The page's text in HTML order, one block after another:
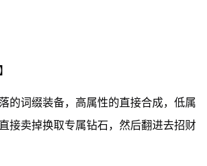
的词缀装备，高属性的直接合成，低属
接卖掉换取专属钻石，然后翻进去招财